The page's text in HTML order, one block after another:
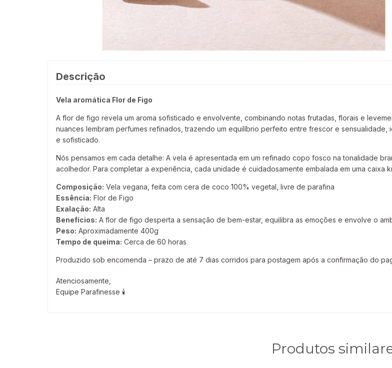
Descrição
Vela aromática Flor de Figo
A flor de figo revela um aroma sofisticado e envolvente, combinando notas frutadas, florais e
nuances lembram perfumes refinados, trazendo um equilíbrio perfeito entre frescor e
e sofisticado.
Nós pensamos em cada detalhe: A vela é apresentada em um refinado copo fosco na tonalidade
acolhedor. Para completar a experiência, cada unidade é cuidadosamente embalada em uma
Composição: Vela vegana, feita com cera de coco 100% vegetal, livre de parafina
Essência: Flor de Figo
Exalação: Alta
Benefícios: A flor de figo desperta a sensação de bem-estar, equilibra as emoções e envolve o
Peso: Aproximadamente 400g
Tempo de queima: Cerca de 60 horas
Produzido sob encomenda – prazo de até 7 dias corridos para postagem após a confirmação do
Atenciosamente,
Equipe Parafinesse 🕯️
Produtos